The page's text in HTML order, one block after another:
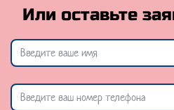
Или оставьте